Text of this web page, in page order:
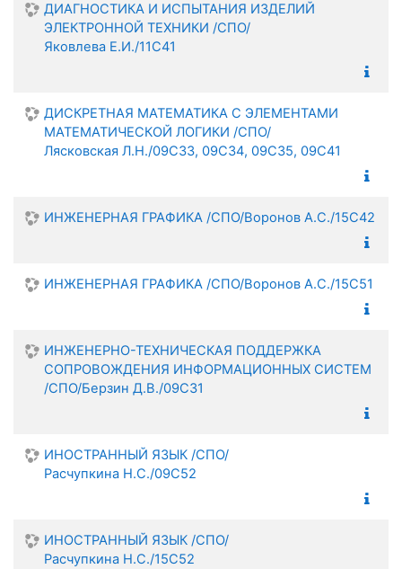
ДИАГНОСТИКА И ИСПЫТАНИЯ ИЗДЕЛИЙ
ЭЛЕКТРОННОЙ ТЕХНИКИ /СПО/
Яковлева Е.И./11С41
ДИСКРЕТНАЯ МАТЕМАТИКА С ЭЛЕМЕНТАМИ
МАТЕМАТИЧЕСКОЙ ЛОГИКИ /СПО/
Лясковская Л.Н./09С33, 09С34, 09С35, 09С41
ИНЖЕНЕРНАЯ ГРАФИКА /СПО/Воронов А.С./15С42
ИНЖЕНЕРНАЯ ГРАФИКА /СПО/Воронов А.С./15С51
ИНЖЕНЕРНО-ТЕХНИЧЕСКАЯ ПОДДЕРЖКА
СОПРОВОЖДЕНИЯ ИНФОРМАЦИОННЫХ СИСТЕМ
/СПО/Берзин Д.В./09С31
ИНОСТРАННЫЙ ЯЗЫК /СПО/
Расчупкина Н.С./09С52
ИНОСТРАННЫЙ ЯЗЫК /СПО/
Расчупкина Н.С./15С52